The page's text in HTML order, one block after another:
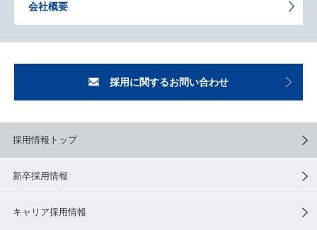
会社概要
採用に関するお問い合わせ
採用情報トップ
新卒採用情報
キャリア採用情報